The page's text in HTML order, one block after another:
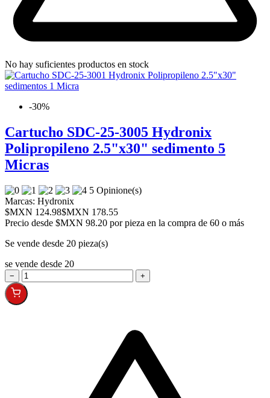
No hay suficientes productos en stock
-30%
Cartucho SDC-25-3005 Hydronix
Polipropileno 2.5"x30" sedimento 5
Micras
5 Opinione(s)
Marcas: Hydronix
$MXN 124.98$MXN 178.55
Precio desde $MXN 98.20 por pieza en la compra de 60 o más
Se vende desde 20 pieza(s)
se vende desde 20
− +